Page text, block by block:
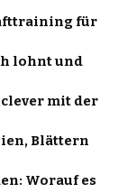
für
lohnt und
clever mit der
Blättern
Worauf es